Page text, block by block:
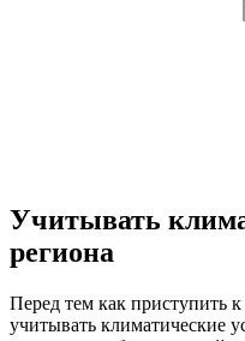
Учитывать
региона
Перед тем как приступить
учитывать климатические